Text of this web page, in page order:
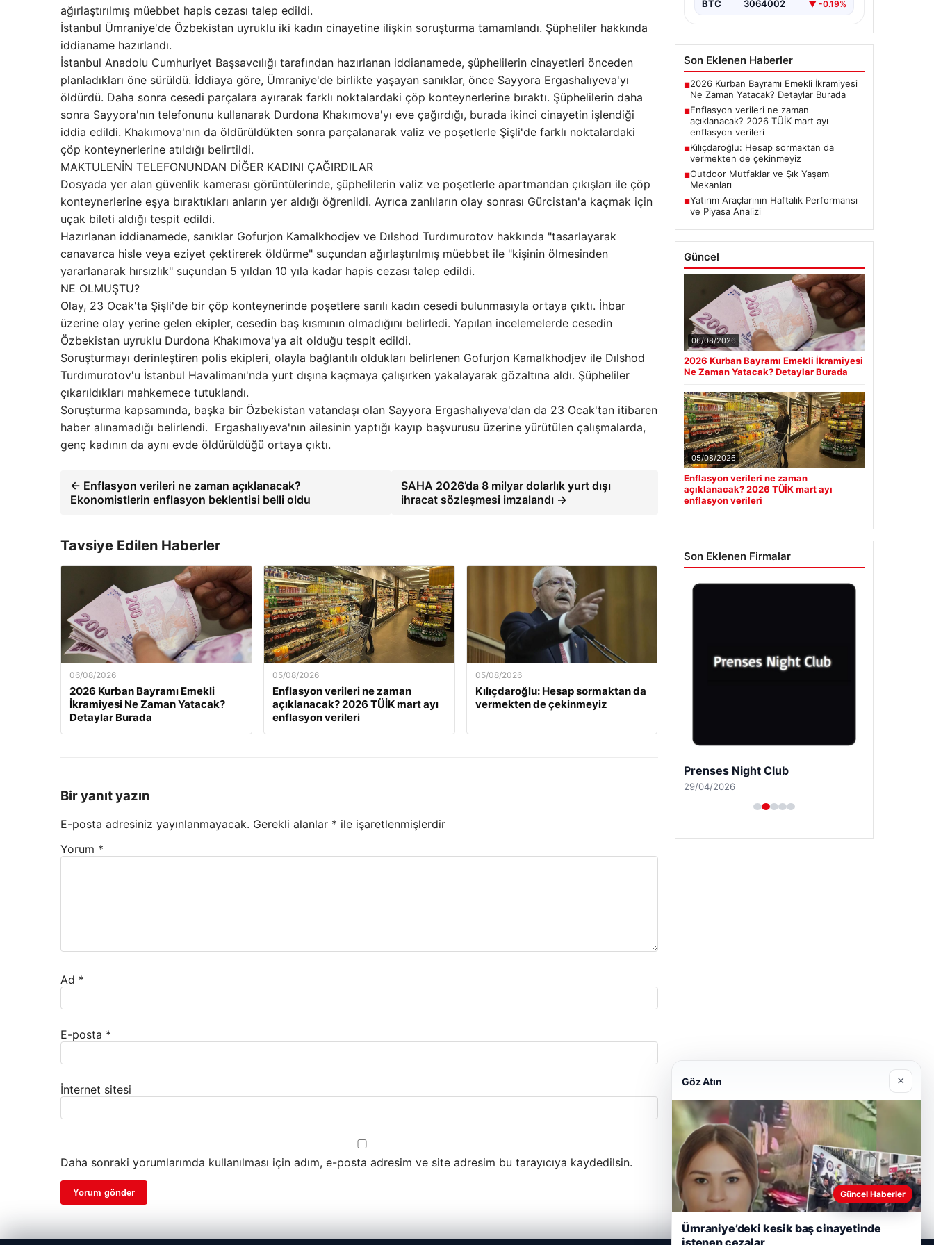
ağırlaştırılmış müebbet hapis cezası talep edildi.
İstanbul Ümraniye'de Özbekistan uyruklu iki kadın cinayetine ilişkin soruşturma tamamlandı. Şüpheliler hakkında
iddianame hazırlandı.
İstanbul Anadolu Cumhuriyet Başsavcılığı tarafından hazırlanan iddianamede, şüphelilerin cinayetleri önceden
planladıkları öne sürüldü. İddiaya göre, Ümraniye'de birlikte yaşayan sanıklar, önce Sayyora Ergashalıyeva'yı
öldürdü. Daha sonra cesedi parçalara ayırarak farklı noktalardaki çöp konteynerlerine bıraktı. Şüphelilerin daha
sonra Sayyora'nın telefonunu kullanarak Durdona Khakımova'yı eve çağırdığı, burada ikinci cinayetin işlendiği
iddia edildi. Khakımova'nın da öldürüldükten sonra parçalanarak valiz ve poşetlerle Şişli'de farklı noktalardaki
çöp konteynerlerine atıldığı belirtildi.
MAKTULENİN TELEFONUNDAN DİĞER KADINI ÇAĞIRDILAR
Dosyada yer alan güvenlik kamerası görüntülerinde, şüphelilerin valiz ve poşetlerle apartmandan çıkışları ile çöp
konteynerlerine eşya bıraktıkları anların yer aldığı öğrenildi. Ayrıca zanlıların olay sonrası Gürcistan'a kaçmak için
uçak bileti aldığı tespit edildi.
Hazırlanan iddianamede, sanıklar Gofurjon Kamalkhodjev ve Dılshod Turdımurotov hakkında "tasarlayarak
canavarca hisle veya eziyet çektirerek öldürme" suçundan ağırlaştırılmış müebbet ile "kişinin ölmesinden
yararlanarak hırsızlık" suçundan 5 yıldan 10 yıla kadar hapis cezası talep edildi.
NE OLMUŞTU?
Olay, 23 Ocak'ta Şişli'de bir çöp konteynerinde poşetlere sarılı kadın cesedi bulunmasıyla ortaya çıktı. İhbar
üzerine olay yerine gelen ekipler, cesedin baş kısmının olmadığını belirledi. Yapılan incelemelerde cesedin
Özbekistan uyruklu Durdona Khakımova'ya ait olduğu tespit edildi.
Soruşturmayı derinleştiren polis ekipleri, olayla bağlantılı oldukları belirlenen Gofurjon Kamalkhodjev ile Dılshod
Turdımurotov'u İstanbul Havalimanı'nda yurt dışına kaçmaya çalışırken yakalayarak gözaltına aldı. Şüpheliler
çıkarıldıkları mahkemece tutuklandı.
Soruşturma kapsamında, başka bir Özbekistan vatandaşı olan Sayyora Ergashalıyeva'dan da 23 Ocak'tan itibaren
haber alınamadığı belirlendi. Ergashalıyeva'nın ailesinin yaptığı kayıp başvurusu üzerine yürütülen çalışmalarda,
genç kadının da aynı evde öldürüldüğü ortaya çıktı.
← Enflasyon verileri ne zaman açıklanacak?
Ekonomistlerin enflasyon beklentisi belli oldu
SAHA 2026’da 8 milyar dolarlık yurt dışı
ihracat sözleşmesi imzalandı →
Tavsiye Edilen Haberler
06/08/2026
2026 Kurban Bayramı Emekli
İkramiyesi Ne Zaman Yatacak?
Detaylar Burada
05/08/2026
Enflasyon verileri ne zaman
açıklanacak? 2026 TÜİK mart ayı
enflasyon verileri
05/08/2026
Kılıçdaroğlu: Hesap sormaktan da
vermekten de çekinmeyiz
Bir yanıt yazın
E-posta adresiniz yayınlanmayacak. Gerekli alanlar * ile işaretlenmişlerdir
Yorum *
Ad *
E-posta *
İnternet sitesi
Daha sonraki yorumlarımda kullanılması için adım, e-posta adresim ve site adresim bu tarayıcıya kaydedilsin.
BTC 3064002 ▼ -0.19%
Son Eklenen Haberler
■2026 Kurban Bayramı Emekli İkramiyesi
Ne Zaman Yatacak? Detaylar Burada
■Enflasyon verileri ne zaman
açıklanacak? 2026 TÜİK mart ayı
enflasyon verileri
■Kılıçdaroğlu: Hesap sormaktan da
vermekten de çekinmeyiz
■Outdoor Mutfaklar ve Şık Yaşam
Mekanları
■Yatırım Araçlarının Haftalık Performansı
ve Piyasa Analizi
Güncel
06/08/2026
2026 Kurban Bayramı Emekli İkramiyesi
Ne Zaman Yatacak? Detaylar Burada
05/08/2026
Enflasyon verileri ne zaman
açıklanacak? 2026 TÜİK mart ayı
enflasyon verileri
Son Eklenen Firmalar
Prenses Night Club
29/04/2026
Göz Atın ×
Güncel Haberler
Ümraniye’deki kesik baş cinayetinde
istenen cezalar